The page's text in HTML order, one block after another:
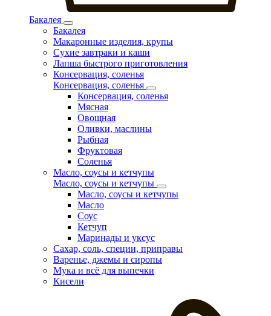
Бакалея
Бакалея
Макаронные изделия, крупы
Сухие завтраки и каши
Лапша быстрого приготовления
Консервация, соленья
Консервация, соленья
Консервация, соленья
Мясная
Овощная
Оливки, маслины
Рыбная
Фруктовая
Соленья
Масло, соусы и кетчупы
Масло, соусы и кетчупы
Масло, соусы и кетчупы
Масло
Соус
Кетчуп
Маринады и уксус
Сахар, соль, специи, приправы
Варенье, джемы и сиропы
Мука и всё для выпечки
Кисели